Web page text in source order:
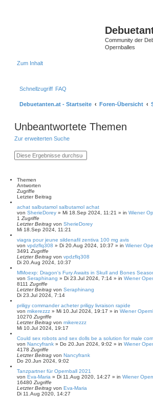
Community der
Opernballes
Zum Inhalt
Schnellzugriff FAQ
Debuetanten.at - Startseite Foren-Übersicht
Unbeantwortete Themen
Zur erweiterten Suche
S
u
E
r
S
Themen
Antworten
Zugriffe
Letzter Beitrag
achat salbutamol salbutamol achat
von SherieDorey » Mi 18.Sep 2024, 11:21 » in Wiener
1 Zugriffe
Letzter Beitrag von SherieDorey
Mi 18.Sep 2024, 11:21
viagra pour jeune sildenafil zentiva 100 mg avis
von vpdzflq308 » Di 20.Aug 2024, 10:37 » in Wiener
3491 Zugriffe
Letzter Beitrag von vpdzflq308
Di 20.Aug 2024, 10:37
MMoexp: Dragon's Fury Awaits in Skull and Bones
von Seraphinang » Di 23.Jul 2024, 7:14 » in Wiener
8111 Zugriffe
Letzter Beitrag von Seraphinang
Di 23.Jul 2024, 7:14
priligy commander acheter priligy livraison rapide
von mikerezzz » Mi 10.Jul 2024, 19:17 » in Wiener
10270 Zugriffe
Letzter Beitrag von mikerezzz
Mi 10.Jul 2024, 19:17
Could sex robots and sex dolls be a solution for male
von Nancyfrank » Do 20.Jun 2024, 9:02 » in Wiener
4178 Zugriffe
Letzter Beitrag von Nancyfrank
Do 20.Jun 2024, 9:02
Tanzpartner für Opernball 2021
von Eva-Maria » Di 11.Aug 2020, 14:27 » in Wiener
16480 Zugriffe
Letzter Beitrag von Eva-Maria
Di 11.Aug 2020, 14:27